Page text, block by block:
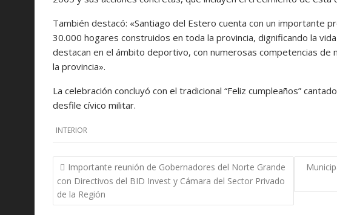
También destacó: «Santiago del Estero cuenta con un importante
30.000 hogares construidos en toda la provincia, dignificando la
destacan en el ámbito deportivo, con numerosas competencias de
la provincia».
La celebración concluyó con el tradicional “Feliz cumpleaños”
desfile cívico militar.
INTERIOR
Navegación
de
entradas
Importante reunión de Gobernadores del Norte Grande
con Directivos del BID Invest y Cámara del Sector Privado
de la Región